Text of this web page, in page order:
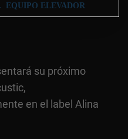
EQUIPO ELEVADOR
su próximo
en el label Alina